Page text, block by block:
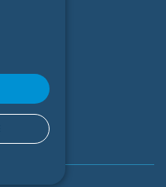
NORWEGIAN